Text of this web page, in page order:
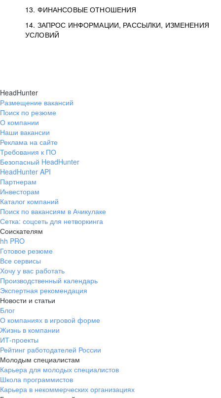
13. ФИНАНСОВЫЕ ОТНОШЕНИЯ
14. ЗАПРОС ИНФОРМАЦИИ, РАССЫЛКИ, ИЗМЕНЕНИЯ
УСЛОВИЙ
HeadHunter
Размещение вакансий
Поиск по резюме
О компании
Наши вакансии
Реклама на сайте
Требования к ПО
Безопасный HeadHunter
HeadHunter API
Партнерам
Инвесторам
Каталог компаний
Поиск по вакансиям в Ачикулаке
Сетка: соцсеть для нетворкинга
Соискателям
hh PRO
Готовое резюме
Все сервисы
Хочу у вас работать
Производственный календарь
Экспертная рекомендация
Новости и статьи
Блог
О компаниях в игровой форме
Жизнь в компании
ИТ-проекты
Рейтинг работодателей России
Молодым специалистам
Карьера для молодых специалистов
Школа программистов
Карьера в некоммерческих организациях